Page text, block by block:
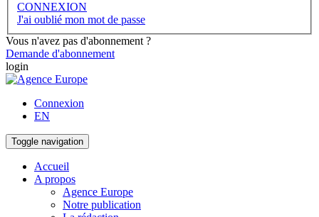
CONNEXION
J'ai oublié mon mot de passe
Vous n'avez pas d'abonnement ?
Demande d'abonnement
login
Connexion
EN
Toggle navigation
Accueil
A propos
Agence Europe
Notre publication